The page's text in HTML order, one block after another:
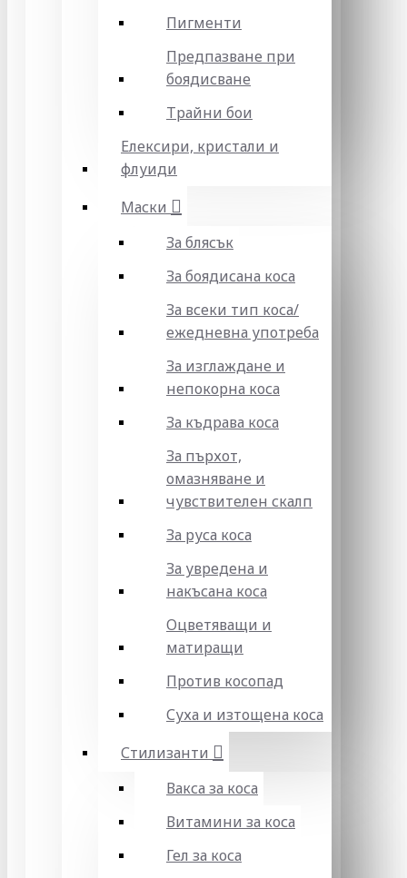
Пигменти
Предпазване при
боядисване
Трайни бои
Елексири, кристали и
флуиди
Маски
За блясък
За боядисана коса
За всеки тип коса/
ежедневна употреба
За изглаждане и
непокорна коса
За къдрава коса
За пърхот,
омазняване и
чувствителен скалп
За руса коса
За увредена и
накъсана коса
Оцветяващи и
матиращи
Против косопад
Суха и изтощена коса
Стилизанти
Вакса за коса
Витамини за коса
Гел за коса